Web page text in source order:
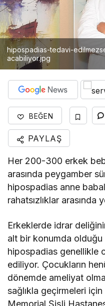
hipospadias-tedavi-
acabiliyor.jpg
BEĞEN
PAYLAŞ
Her 200-300 erkek
arasında peygamber
hipospadias anne
rahatsızlıklar arasında
Erkeklerde idrar
alt bir konumda
hipospadias genellikle
ediliyor. Çocukların
dönemde ameliyat
sağlıkla geçirmeleri
Memorial Şişli